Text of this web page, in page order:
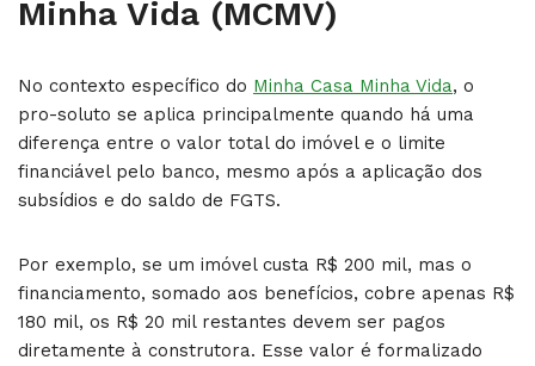
Minha Vida (MCMV)
No contexto específico do Minha Casa Minha Vida, o
pro-soluto se aplica principalmente quando há uma
diferença entre o valor total do imóvel e o limite
financiável pelo banco, mesmo após a aplicação dos
subsídios e do saldo de FGTS.
Por exemplo, se um imóvel custa R$ 200 mil, mas o
financiamento, somado aos benefícios, cobre apenas R$
180 mil, os R$ 20 mil restantes devem ser pagos
diretamente à construtora. Esse valor é formalizado